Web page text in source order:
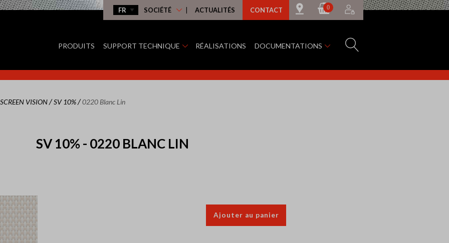
SOCIÉTÉ ACTUALITÉS CONTACT 0
PRODUITS SUPPORT TECHNIQUE RÉALISATIONS DOCUMENTATIONS
SCREEN VISION/SV 10%/0220 Blanc Lin
SV 10% - 0220 BLANC LIN
Ajouter au panier